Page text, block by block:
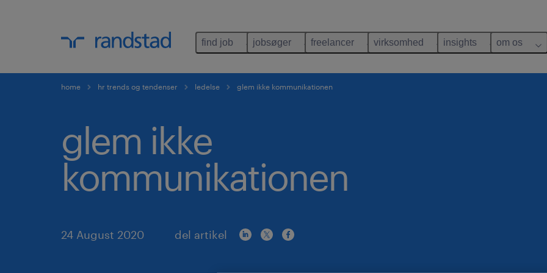
find job jobsøger freelancer virksomhed insights om os
home hr trends og tendenser ledelse glem ikke kommunikationen
glem ikke
kommunikationen
24 August 2020 del artikel